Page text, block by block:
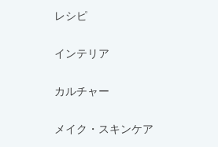
レシピ
インテリア
カルチャー
メイク・スキンケア